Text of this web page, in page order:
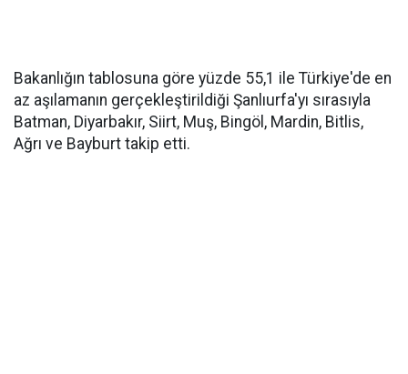
Bakanlığın tablosuna göre yüzde 55,1 ile Türkiye'de en
az aşılamanın gerçekleştirildiği Şanlıurfa'yı sırasıyla
Batman, Diyarbakır, Siirt, Muş, Bingöl, Mardin, Bitlis,
Ağrı ve Bayburt takip etti.